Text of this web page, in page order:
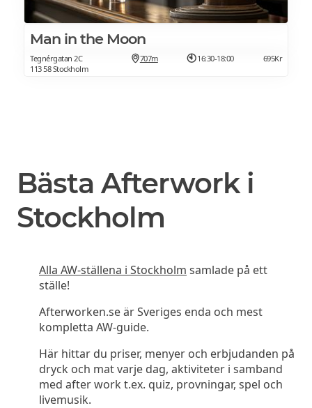
Man in the Moon
Tegnérgatan 2C
113 58 Stockholm
707m 16:30-18:00 695Kr
Bästa Afterwork i
Stockholm
Alla AW-ställena i Stockholm samlade på ett
ställe!
Afterworken.se är Sveriges enda och mest
kompletta AW-guide.
Här hittar du priser, menyer och erbjudanden på
dryck och mat varje dag, aktiviteter i samband
med after work t.ex. quiz, provningar, spel och
livemusik.